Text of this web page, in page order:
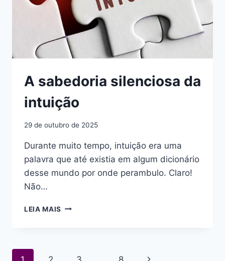
A sabedoria silenciosa da
intuição
29 de outubro de 2025
Durante muito tempo, intuição era uma
palavra que até existia em algum dicionário
desse mundo por onde perambulo. Claro!
Não…
LEIA MAIS A